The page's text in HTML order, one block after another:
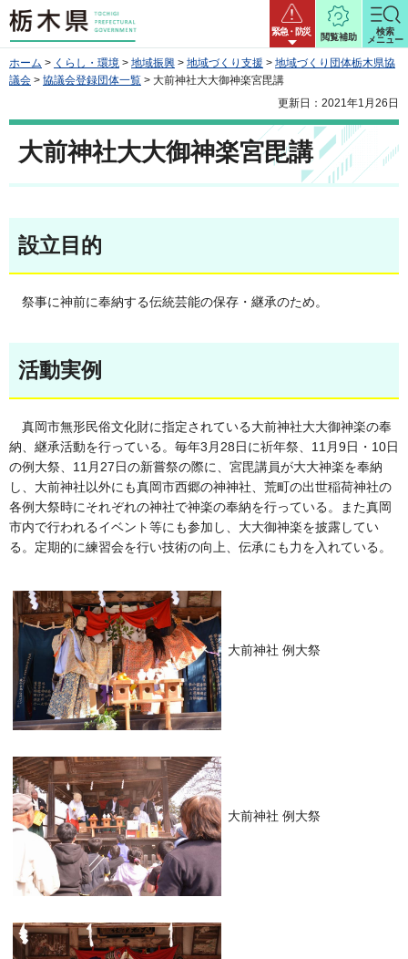
栃木県 緊急・防災
閲覧補助
検索
メニュー
ホーム > くらし・環境 > 地域振興 > 地域づくり支援 > 地域づくり団体栃木県協
議会 > 協議会登録団体一覧 > 大前神社大大御神楽宮毘講
更新日：2021年1月26日
大前神社大大御神楽宮毘講
設立目的
祭事に神前に奉納する伝統芸能の保存・継承のため。
活動実例
真岡市無形民俗文化財に指定されている大前神社大大御神楽の奉
納、継承活動を行っている。毎年3月28日に祈年祭、11月9日・10日
の例大祭、11月27日の新嘗祭の際に、宮毘講員が大大神楽を奉納
し、大前神社以外にも真岡市西郷の神神社、荒町の出世稲荷神社の
各例大祭時にそれぞれの神社で神楽の奉納を行っている。また真岡
市内で行われるイベント等にも参加し、大大御神楽を披露してい
る。定期的に練習会を行い技術の向上、伝承にも力を入れている。
大前神社 例大祭
大前神社 例大祭